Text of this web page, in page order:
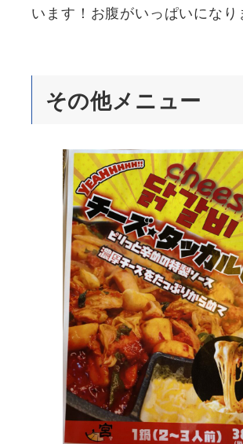
います！お腹がいっぱいになり
その他メニュー